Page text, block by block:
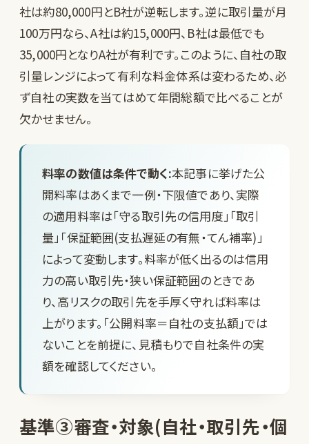
社は約80,000円とB社が逆転します。逆に取引量が月
100万円なら、A社は約15,000円、B社は最低でも
35,000円となりA社が有利です。このように、自社の取
引量レンジによって有利な料金体系は変わるため、必
ず自社の実数を当てはめて年間総額で比べることが
欠かせません。
料率の数値は条件で動く:本記事に挙げた公
開料率はあくまで一例・下限値であり、実際
の適用料率は「守る取引先の信用度」「取引
量」「保証範囲(支払遅延の有無・てん補率)」
によって変動します。料率が低く出るのは信用
力の高い取引先・狭い保証範囲のときであ
り、高リスクの取引先を手厚く守れば料率は
上がります。「公開料率＝自社の支払額」では
ないことを前提に、見積もりで自社条件の実
額を確認してください。
基準③審査・対象(自社・取引先・個